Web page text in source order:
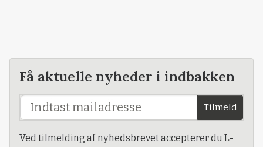
Få aktuelle nyheder i indbakken
Tilmeld
Ved tilmelding af nyhedsbrevet accepterer du L-